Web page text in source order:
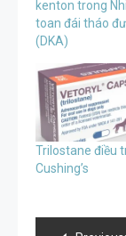
kenton trong
toan đái tháo
(DKA)
Trilostane điều
Cushing’s